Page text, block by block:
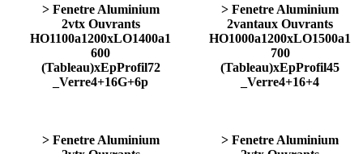
> Fenetre Aluminium
2vtx Ouvrants
HO1100a1200xLO1400a1
600
(Tableau)xEpProfil72
_Verre4+16G+6p
> Fenetre Aluminium
2vantaux Ouvrants
HO1000a1200xLO1500a1
700
(Tableau)xEpProfil45
_Verre4+16+4
> Fenetre Aluminium
> Fenetre Aluminium